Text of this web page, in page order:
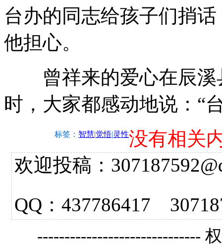
台办的同志给孩子们捎
他担心。
曾祥来的爱心在辰溪
时，大家都感动地说：“
标签： 智慧|觉悟|灵性没有相关
欢迎投稿：
QQ：437786417
------------------------------